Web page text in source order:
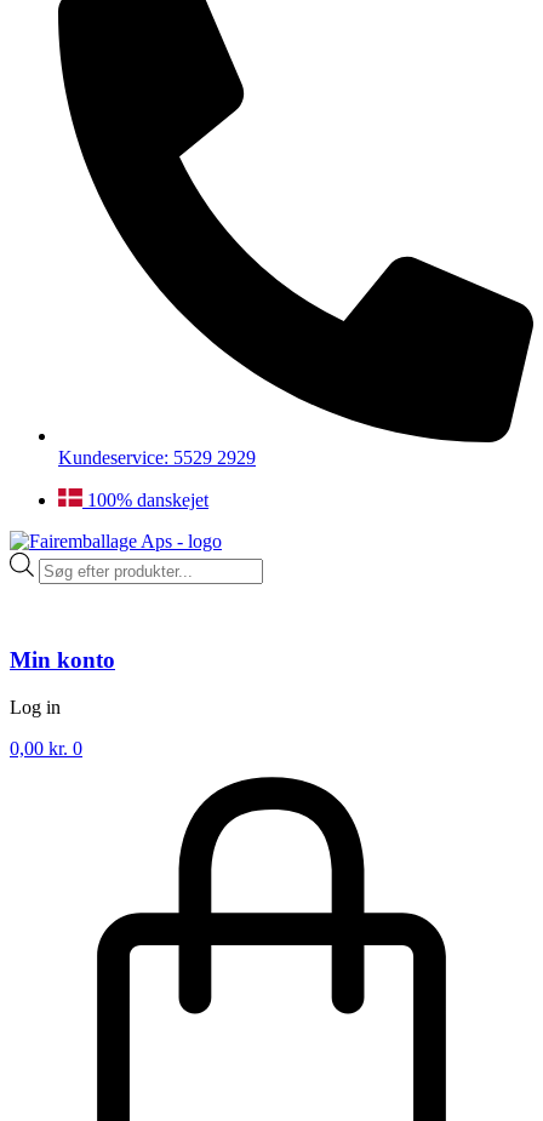
Kundeservice: 5529 2929
100% danskejet
Products
search
Min konto
Log in
0,00 kr. 0